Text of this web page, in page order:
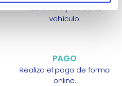
tus datos y los de tu
vehículo.
PAGO
Realiza el pago de forma
online.